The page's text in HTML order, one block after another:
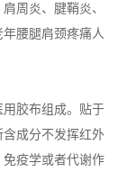
肩周炎、腱鞘炎、
年腰腿肩颈疼痛人
胶布组成。贴于
成分不发挥红外
疫学或者代谢作